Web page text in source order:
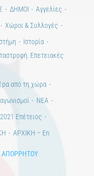
ΔΗΜΟΙ
Αγγελίες
Χώροι & Συλλογές
Ιστορία
Επετειακές
από τη χώρα
ΝΕΑ
Επέτειος
ΑΡΧΙΚΗ – En
ΑΠΟΡΡΗΤΟΥ